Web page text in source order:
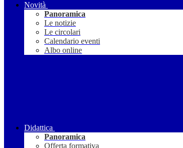
Novità
Panoramica
Le notizie
Le circolari
Calendario eventi
Albo online
Didattica
Panoramica
Offerta formativa